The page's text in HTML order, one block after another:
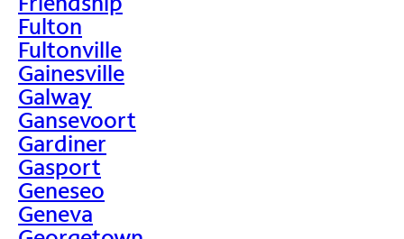
Fulton
Fultonville
Gainesville
Galway
Gansevoort
Gardiner
Gasport
Geneseo
Geneva